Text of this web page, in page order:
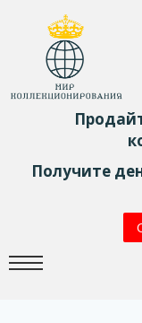
Получите